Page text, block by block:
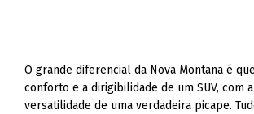
O grande diferencial da Nova Montana é
conforto e a dirigibilidade de um SUV, com
versatilidade de uma verdadeira picape.